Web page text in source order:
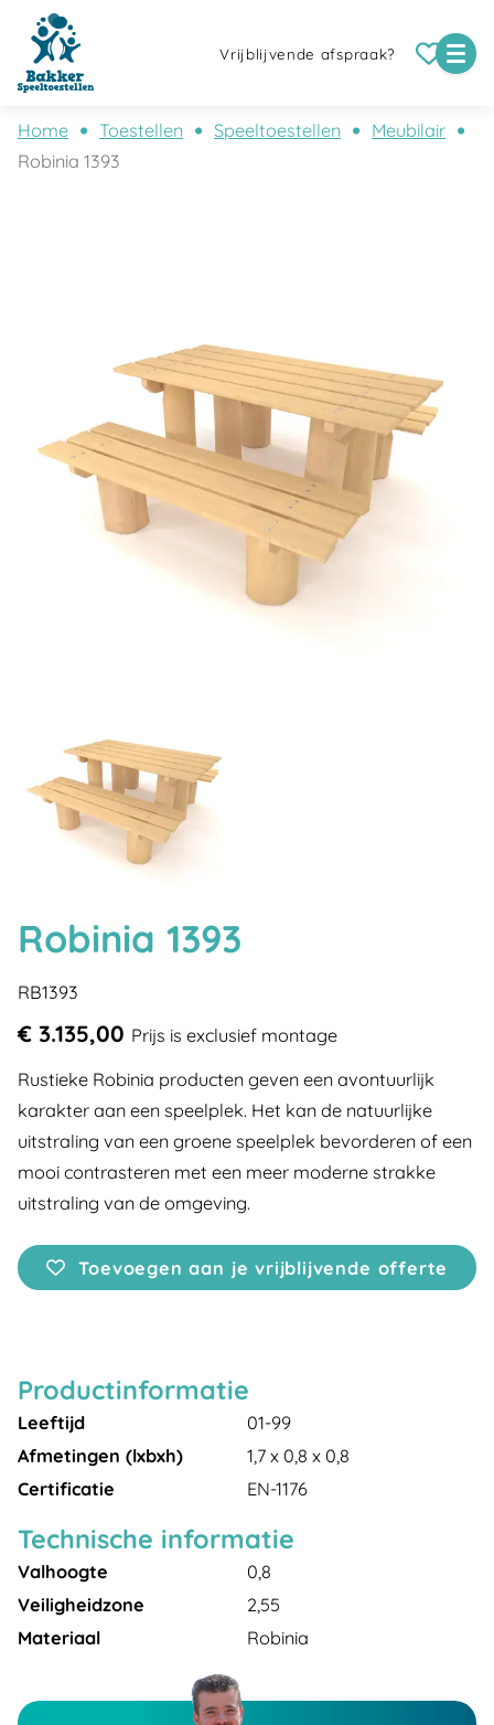
Vrijblijvende afspraak?
Home Toestellen Speeltoestellen
Meubilair
Robinia 1393
Robinia 1393
RB1393
€ 3.135,00 Prijs is exclusief montage
Rustieke Robinia producten geven een avontuurlijk
karakter aan een speelplek. Het kan de natuurlijke
uitstraling van een groene speelplek bevorderen of een
mooi contrasteren met een meer moderne strakke
uitstraling van de omgeving.
Toevoegen aan je vrijblijvende offerte
Productinformatie
Leeftijd
01-99
Afmetingen (lxbxh)
1,7 x 0,8 x 0,8
Certificatie
EN-1176
Technische informatie
Valhoogte
0,8
Veiligheidzone
2,55
Materiaal
Robinia